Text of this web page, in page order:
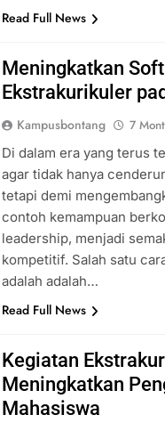
Read Full News
Meningkatkan
Ekstrakurikuler
Kampusbontang 7
Di dalam era yang terus
agar tidak hanya
tetapi demi
contoh kemampuan
leadership, menjadi
kompetitif. Salah satu
adalah adalah…
Read Full News
Kegiatan
Meningkatkan
Mahasiswa